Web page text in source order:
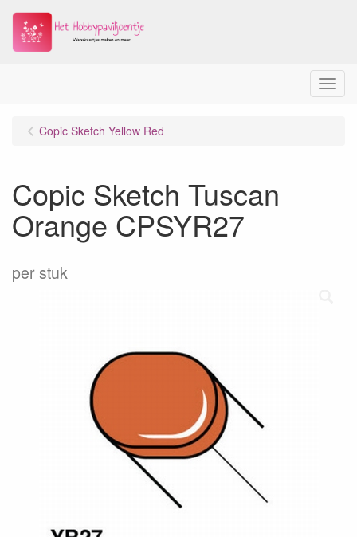
Menu
Copic Sketch Yellow Red
Copic Sketch Tuscan
Orange CPSYR27
per stuk